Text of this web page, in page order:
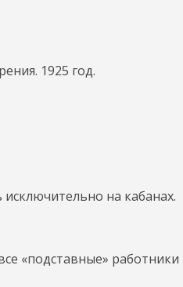
1925 год.
на кабанах.
«подставные» работники